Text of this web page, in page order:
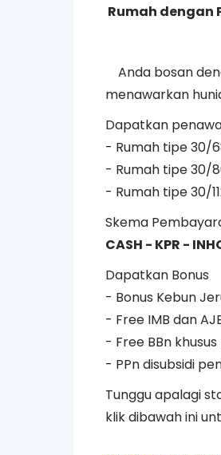
Rumah dengan
Anda bosan
menawarkan
Dapatkan
- Rumah tipe 30/
- Rumah tipe 30/
- Rumah tipe 30/
Skema
CASH - KPR -
Dapatkan Bonus
- Bonus Kebun
- Free IMB dan
- Free BBn
- PPn disubsidi
Tunggu apalagi
klik dibawah ini